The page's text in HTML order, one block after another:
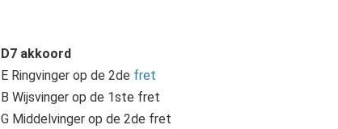
D7 akkoord
E Ringvinger op de 2de fret
B Wijsvinger op de 1ste fret
G Middelvinger op de 2de fret